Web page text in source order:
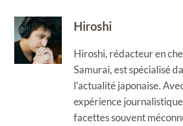
Hiroshi
Hiroshi, rédacteur en
Samurai, est spécialisé
l'actualité japonaise.
expérience
facettes souvent